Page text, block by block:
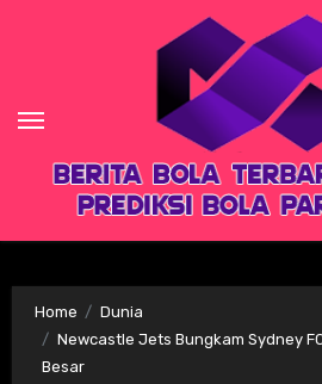
Home
Dunia
Newcastle Jets Bungkam Sydney
Besar